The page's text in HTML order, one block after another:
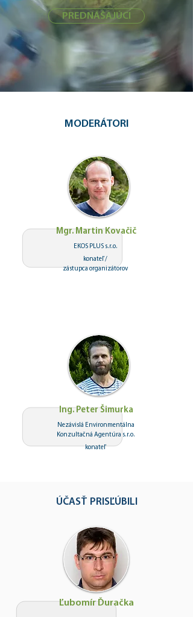
PREDNÁŠAJÚCI
MODERÁTORI
Mgr. Martin Kovačič
EKOS PLUS s.r.o.
konateľ /
zástupca organizátorov
Ing. Peter Šimurka
Nezávislá Environmentálna
Konzultačná Agentúra s.r.o.
konateľ
ÚČASŤ PRISĽÚBILI
Ľubomír Ďuračka